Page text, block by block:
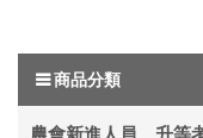
商品分類
農會新進人員、升等